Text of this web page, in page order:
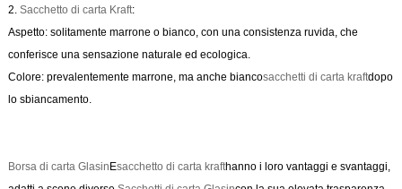
2. Sacchetto di carta Kraft:
Aspetto: solitamente marrone o bianco, con una consistenza ruvida, che
conferisce una sensazione naturale ed ecologica.
Colore: prevalentemente marrone, ma anche biancosacchetti di carta kraftdopo
lo sbiancamento.
Borsa di carta GlasinEsacchetto di carta krafthanno i loro vantaggi e svantaggi,